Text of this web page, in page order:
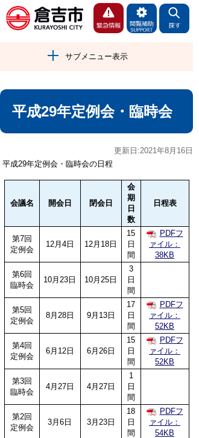
サブメニュー表示
平成29年定例会・臨時会
更新日:2021年8月16日
平成29年定例会・臨時会の日程
会議名 開会日 閉会日
会
期
日
数
日程表
第7回
定例会
12月4日 12月18日
15
日
間
PDFフ
ァイル：
38KB
第6回
臨時会
10月23日 10月25日
3
日
間
第5回
定例会
8月28日 9月13日
17
日
間
PDFフ
ァイル：
52KB
第4回
定例会
6月12日 6月26日
15
日
間
PDFフ
ァイル：
52KB
第3回
臨時会
4月27日 4月27日
1
日
間
第2回
定例会
3月6日 3月23日
18
日
間
PDFフ
ァイル：
54KB